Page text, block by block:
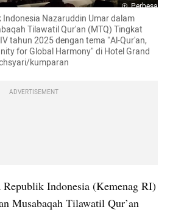
Perbesar
Indonesia Nazaruddin Umar dalam
Tilawatil Qur'an (MTQ) Tingkat
tahun 2025 dengan tema "Al-Qur'an,
for Global Harmony" di Hotel Grand
kumparan
ADVERTISEMENT
Indonesia (Kemenag RI)
Musabaqah Tilawatil Qur’an